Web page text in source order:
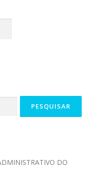
DO